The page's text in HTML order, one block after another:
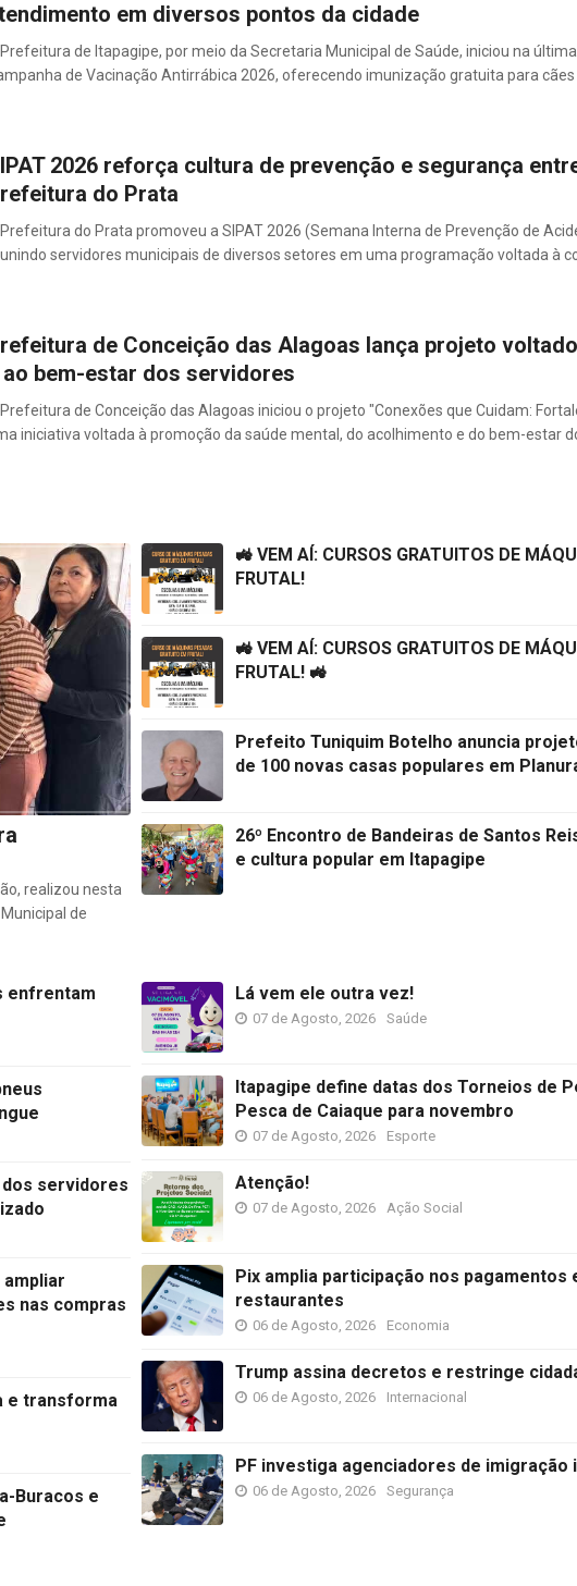
em diversos pontos da cidade
de Itapagipe, por meio da Secretaria Municipal de Saúde, iniciou na
de Vacinação Antirrábica 2026, oferecendo imunização gratuita para cães
2026 reforça cultura de prevenção e segurança
do Prata
do Prata promoveu a SIPAT 2026 (Semana Interna de Prevenção de
servidores municipais de diversos setores em uma programação voltada à
de Conceição das Alagoas lança projeto
ao bem-estar dos servidores
de Conceição das Alagoas iniciou o projeto "Conexões que Cuidam:
iniciativa voltada à promoção da saúde mental, do acolhimento e do bem-estar
realizou nesta
de
🚜 VEM AÍ: CURSOS GRATUITOS DE
FRUTAL!
🚜 VEM AÍ: CURSOS GRATUITOS DE
FRUTAL! 🚜
Prefeito Tuniquim Botelho anuncia
de 100 novas casas populares em
26º Encontro de Bandeiras de Santos
e cultura popular em Itapagipe
enfrentam
servidores
nas compras
e transforma
Buracos e
Lá vem ele outra vez!
07 de Agosto, 2026 Saúde
Itapagipe define datas dos Torneios de
Pesca de Caiaque para novembro
07 de Agosto, 2026 Esporte
Atenção!
07 de Agosto, 2026 Ação Social
Pix amplia participação nos pagamentos
restaurantes
06 de Agosto, 2026 Economia
Trump assina decretos e restringe
06 de Agosto, 2026 Internacional
PF investiga agenciadores de imigração
06 de Agosto, 2026 Segurança